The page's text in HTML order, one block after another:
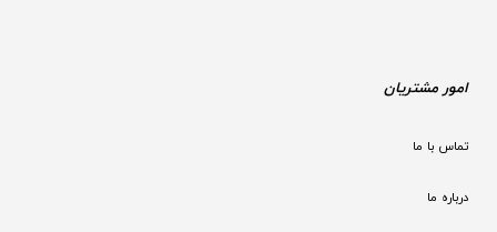
امور مشتریان
تماس با ما
درباره ما